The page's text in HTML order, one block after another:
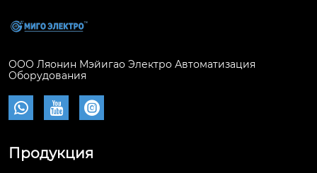
ООО Ляонин Мэйигао Электро Автоматизация
Оборудования
  
Продукция